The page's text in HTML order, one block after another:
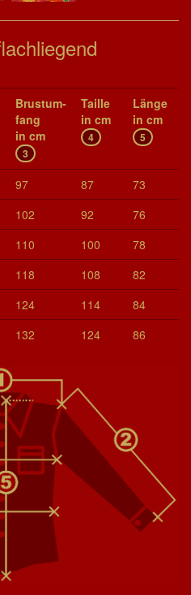
Brust­um­
fang
in cm
3
Taille
in cm
4
Länge
in cm
5
97 87
73
102 92
76
110 100
78
118 108
82
124 114
84
132 124 86